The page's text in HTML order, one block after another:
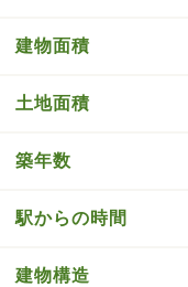
建物面積
土地面積
築年数
駅からの時間
建物構造